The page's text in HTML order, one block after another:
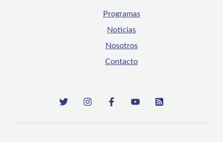
Programas
Noticias
Nosotros
Contacto